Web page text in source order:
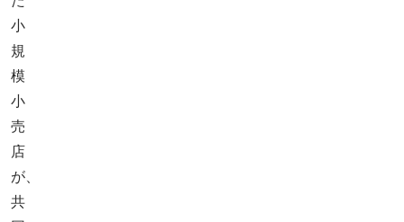
小
規
模
小
売
店
が、
共